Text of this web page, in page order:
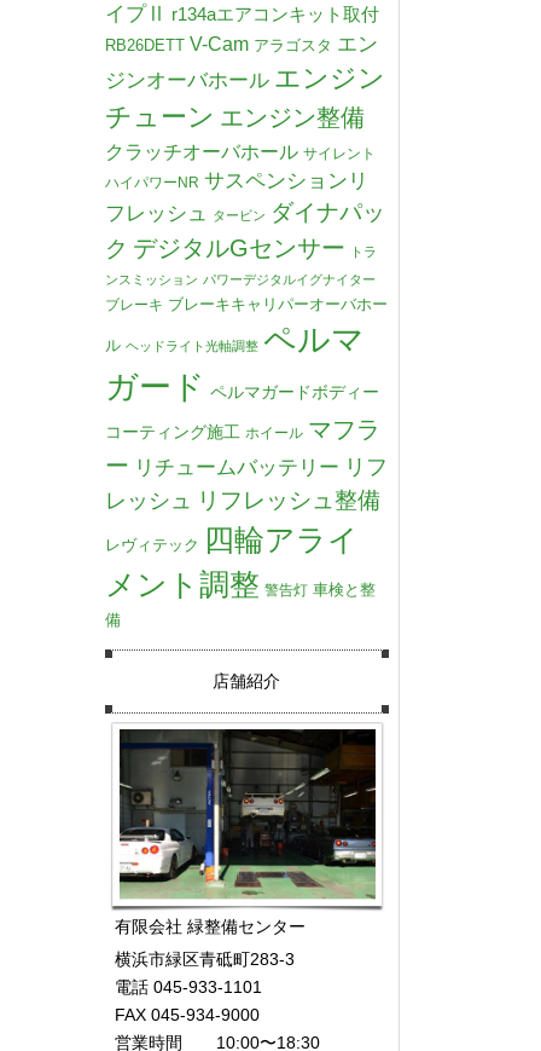
イプⅡ
r134aエアコンキット取付
RB26DETT V-Cam アラゴスタ エン
ジンオーバホール エンジン
チューン エンジン整備
クラッチオーバホール サイレント
ハイパワーNR サスペンションリ
フレッシュ
タービン ダイナパッ
ク デジタルGセンサー
トラ
ンスミッション パワーデジタルイグナイター
ブレーキ ブレーキキャリパーオーバホー
ル ヘッドライト光軸調整 ペルマ
ガード ペルマガードボディー
コーティング施工 ホイール マフラ
ー リチュームバッテリー リフ
レッシュ
リフレッシュ整備
レヴィテック 四輪アライ
メント調整 警告灯 車検と整
備
店舗紹介
有限会社 緑整備センター
横浜市緑区青砥町283-3
電話 045-933-1101
FAX 045-934-9000
営業時間 10:00〜18:30